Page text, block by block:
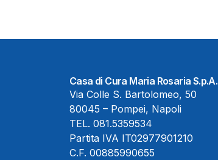
Casa di Cura Maria Rosaria S.p.A.
Via Colle S. Bartolomeo, 50
80045 – Pompei, Napoli
TEL. 081.5359534
Partita IVA IT02977901210
C.F. 00885990655